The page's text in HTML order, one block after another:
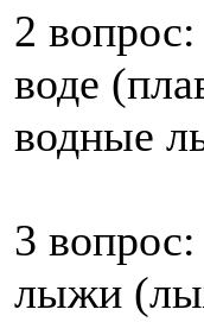
2
воде
водные
3
лыжи